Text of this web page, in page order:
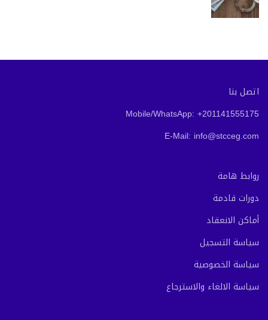
اتصل بنا
Mobile/WhatsApp: +201141555175
E-Mail: info@stcceg.com
روابط هامة
دورات قادمة
أماكن الانعقاد
سياسة التسجيل
سياسة الخصوصية
سياسة الالغاء والاسترجاع